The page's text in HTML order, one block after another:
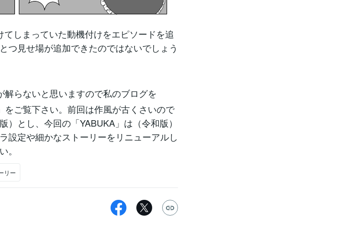
てしまっていた動機付けをエピソードを追
つ見せ場が追加できたのではないでしょう
らないと思いますので私のブログを
ご覧下さい。前回は作風が古くさいので
）とし、今回の「YABUKA」は（令和版）
設定や細かなストーリーをリニューアルし
。
リー